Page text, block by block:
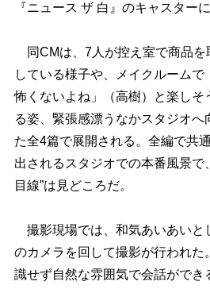
『ニュース ザ 白』のキャスター
同CMは、7人が控え室で商品を
している様子や、メイクルームで
怖くないよね」（高樹）と楽しそ
る姿、緊張感漂うなかスタジオへ
た全4篇で展開される。全編で共
出されるスタジオでの本番風景で
目線”は見どころだ。
撮影現場では、和気あいあいと
のカメラを回して撮影が行われた
識せず自然な雰囲気で会話ができ